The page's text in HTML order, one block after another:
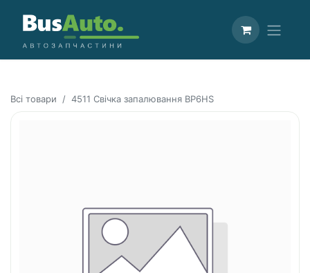
Всі товари 4511 Свічка запалювання BP6HS